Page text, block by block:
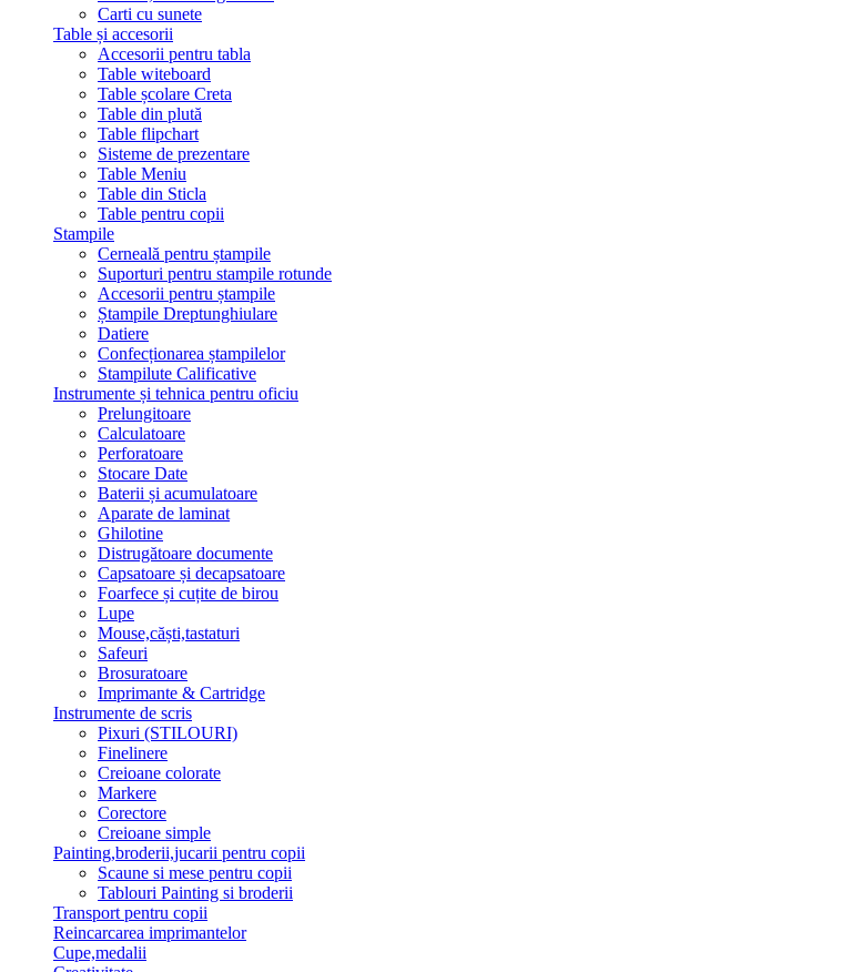
Carti cu sunete
Table și accesorii
Accesorii pentru tabla
Table witeboard
Table școlare Creta
Table din plută
Table flipchart
Sisteme de prezentare
Table Meniu
Table din Sticla
Table pentru copii
Stampile
Cerneală pentru ștampile
Suporturi pentru stampile rotunde
Accesorii pentru ștampile
Ștampile Dreptunghiulare
Datiere
Confecționarea ștampilelor
Stampilute Calificative
Instrumente și tehnica pentru oficiu
Prelungitoare
Calculatoare
Perforatoare
Stocare Date
Baterii și acumulatoare
Aparate de laminat
Ghilotine
Distrugătoare documente
Capsatoare și decapsatoare
Foarfece și cuțite de birou
Lupe
Mouse,căști,tastaturi
Safeuri
Brosuratoare
Imprimante & Cartridge
Instrumente de scris
Pixuri (STILOURI)
Finelinere
Creioane colorate
Markere
Corectore
Creioane simple
Painting,broderii,jucarii pentru copii
Scaune si mese pentru copii
Tablouri Painting si broderii
Transport pentru copii
Reincarcarea imprimantelor
Cupe,medalii